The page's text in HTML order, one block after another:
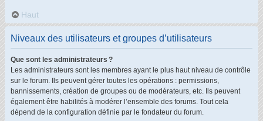
Haut
Niveaux des utilisateurs et groupes d’utilisateurs
Que sont les administrateurs ?
Les administrateurs sont les membres ayant le plus haut niveau de contrôle
sur le forum. Ils peuvent gérer toutes les opérations : permissions,
bannissements, création de groupes ou de modérateurs, etc. Ils peuvent
également être habilités à modérer l’ensemble des forums. Tout cela
dépend de la configuration définie par le fondateur du forum.